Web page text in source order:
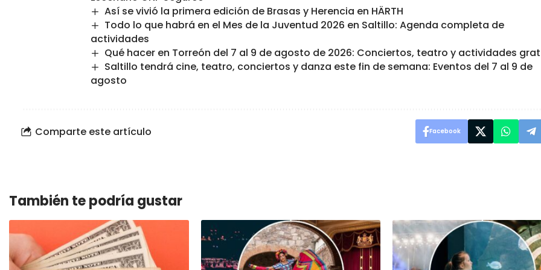
Así se vivió la primera edición de Brasas y Herencia en HÄRTH
Todo lo que habrá en el Mes de la Juventud 2026 en Saltillo: Agenda completa de
actividades
Qué hacer en Torreón del 7 al 9 de agosto de 2026: Conciertos, teatro y actividades
Saltillo tendrá cine, teatro, conciertos y danza este fin de semana: Eventos del 7 al 9 de
agosto
Comparte este artículo Facebook
También te podría gustar